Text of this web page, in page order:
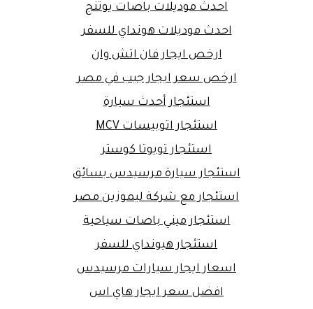
احدث موديلات باصات يوتنج
احدث موديلات هونداي للسفر
ارخص ايجار فان اتش وان
ارخص سعر ايجار جيب في مصر
استئجار أحدث سيارة
استئجار اتوبيسات MCV
استئجار تويوتا كوستر
استئجار سيارة مرسيدس بسائق
استئجار مع شركة ليموزين مصر
استئجار ميني باصات سياحية
استئجار هيونداي للسفر
اسعار ايجار سيارات مرسيدس
افضل سعر ايجار هاي اس